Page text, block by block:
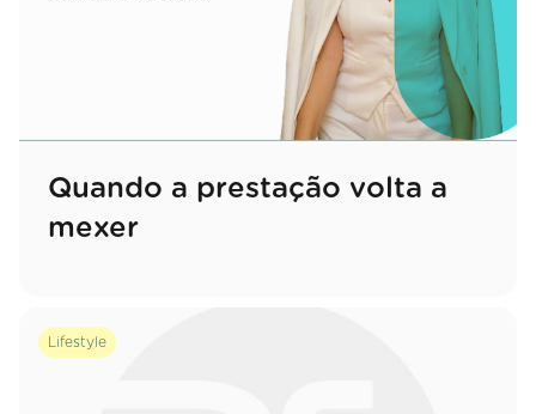
Quando a prestação volta a
mexer
Lifestyle